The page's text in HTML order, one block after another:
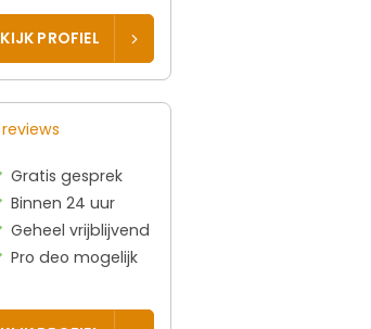
PROFIEL
reviews
Gratis gesprek
Binnen 24 uur
Geheel vrijblijvend
Pro deo mogelijk